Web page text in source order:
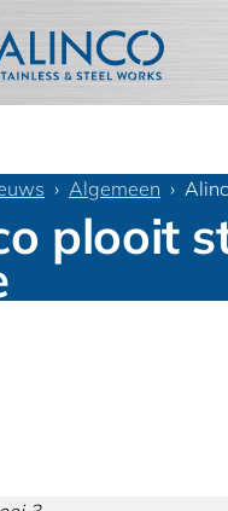
Algemeen
plooit